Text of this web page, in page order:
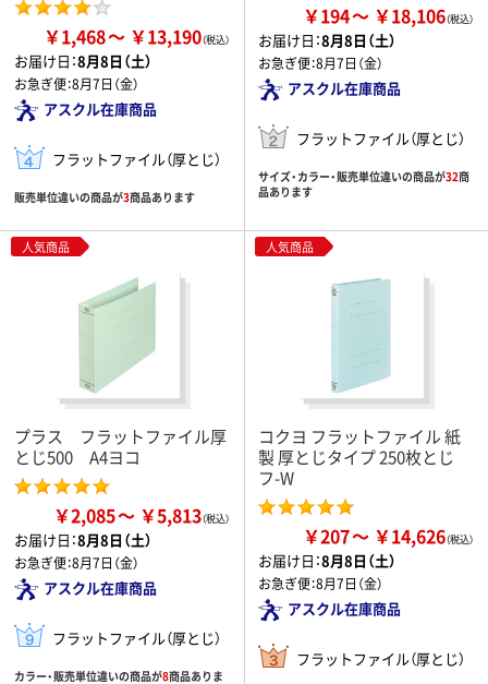
￥1,468 ￥13,190
お届け日：8月8日（土）
お急ぎ便：8月7日（金）
アスクル在庫商品
フラットファイル（厚とじ）
販売単位違いの商品が3商品あります
￥194 ￥18,106
お届け日：8月8日（土）
お急ぎ便：8月7日（金）
アスクル在庫商品
フラットファイル（厚とじ）
サイズ・カラー・販売単位違いの商品が32商
品あります
人気商品
プラス フラットファイル厚
とじ500 A4ヨコ
￥2,085 ￥5,813
お届け日：8月8日（土）
お急ぎ便：8月7日（金）
アスクル在庫商品
フラットファイル（厚とじ）
カラー・販売単位違いの商品が8商品ありま
人気商品
コクヨ フラットファイル 紙
製 厚とじタイプ 250枚とじ
フ-W
￥207 ￥14,626
お届け日：8月8日（土）
お急ぎ便：8月7日（金）
アスクル在庫商品
フラットファイル（厚とじ）